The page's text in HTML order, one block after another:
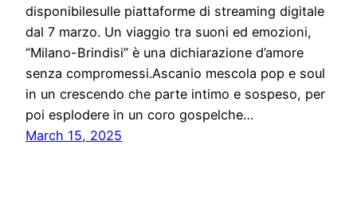
disponibilesulle piattaforme di streaming digitale
dal 7 marzo. Un viaggio tra suoni ed emozioni,
“Milano-Brindisi” è una dichiarazione d’amore
senza compromessi.Ascanio mescola pop e soul
in un crescendo che parte intimo e sospeso, per
poi esplodere in un coro gospelche…
March 15, 2025